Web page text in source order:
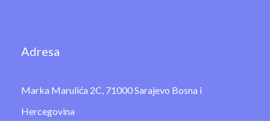
Adresa
Marka Marulića 2C, 71000 Sarajevo Bosna i
Hercegovina